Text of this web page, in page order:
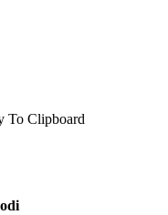
To Clipboard